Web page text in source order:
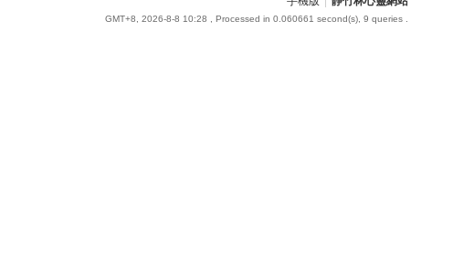
GMT+8, 2026-8-8 10:28 , Processed in 0.060661 second(s), 9 queries .